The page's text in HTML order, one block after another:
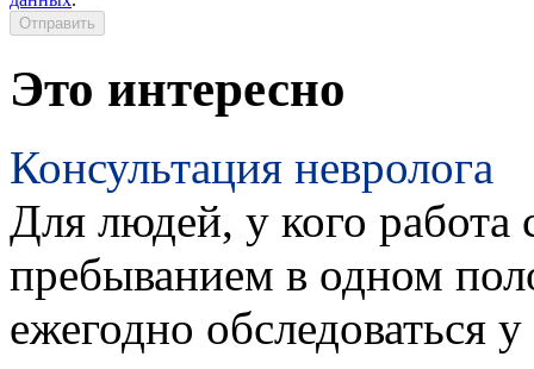
Это интересно
Консультация невролога
Для людей, у кого работа
пребыванием в одном
ежегодно обследоваться